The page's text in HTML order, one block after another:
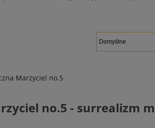
Marzyciel no.5
no.5 - surrealizm